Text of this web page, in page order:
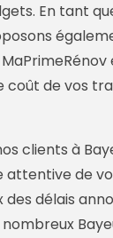
En tant
coût de vos
clients à
attentive de
délais